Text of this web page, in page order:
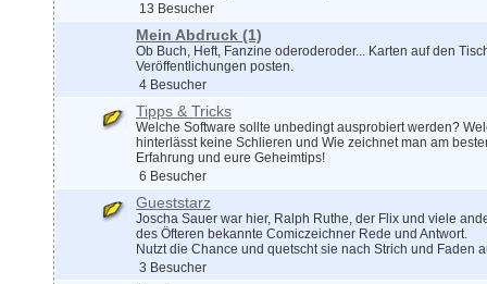
13 Besucher
Mein Abdruck (1)
Ob Buch, Heft, Fanzine oderoderoder... Karten auf den
Veröffentlichungen posten.
4 Besucher
Tipps & Tricks
Welche Software sollte unbedingt ausprobiert werden?
hinterlässt keine Schlieren und Wie zeichnet man am
Erfahrung und eure Geheimtips!
6 Besucher
Gueststarz
Joscha Sauer war hier, Ralph Ruthe, der Flix und viele
des Öfteren bekannte Comiczeichner Rede und Antwort.
Nutzt die Chance und quetscht sie nach Strich und Faden
3 Besucher